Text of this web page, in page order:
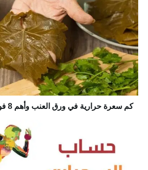
كم سعرة حرارية في ورق العنب وأهم 8 فوائد للعنب